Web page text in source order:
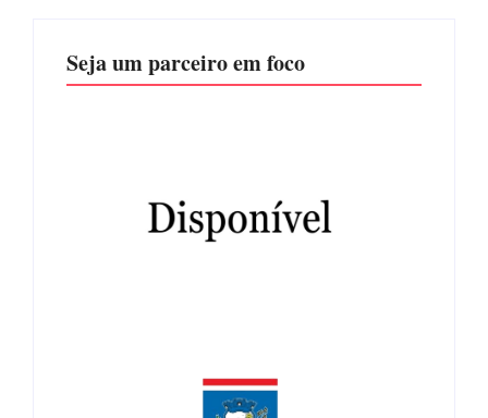
Seja um parceiro em foco